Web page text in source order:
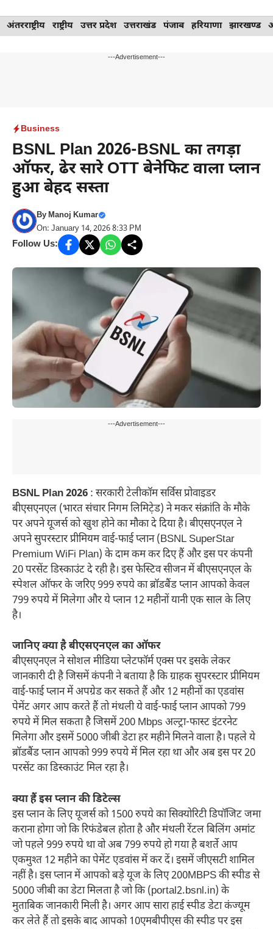
Skip
to
अंतरराष्ट्रीय राष्ट्रीय उत्तर प्रदेश उत्तराखंड पंजाब हरियाणा झारखण्ड
---Advertisement---
Business
BSNL Plan 2026-BSNL का तगड़ा
ऑफर, ढेर सारे OTT बेनेफिट वाला प्लान
हुआ बेहद सस्ता
ByManoj Kumar
On: January 14, 2026 8:33 PM
Follow Us:
---Advertisement---
BSNL Plan 2026 : सरकारी टेलीकॉम सर्विस प्रोवाइडर
बीएसएनएल (भारत संचार निगम लिमिटे़ड) ने मकर संक्रांति के मौके
पर अपने यूजर्स को खुश होने का मौका दे दिया है। बीएसएनएल ने
अपने सुपरस्टार प्रीमियम वाई-फाई प्लान (BSNL SuperStar
Premium WiFi Plan) के दाम कम कर दिए हैं और इस पर कंपनी
20 परसेंट डिस्काउंट दे रही है। इस फेस्टिव सीजन में बीएसएनएल के
स्पेशल ऑफर के जरिए 999 रुपये का ब्रॉडबैंड प्लान आपको केवल
799 रुपये में मिलेगा और ये प्लान 12 महीनों यानी एक साल के लिए
है।
जानिए क्या है बीएसएनएल का ऑफर
बीएसएनएल ने सोशल मीडिया प्लेटफॉर्म एक्स पर इसके लेकर
जानकारी दी है जिसमें कंपनी ने बताया है कि ग्राहक सुपरस्टार प्रीमियम
वाई-फाई प्लान में अपग्रेड कर सकते हैं और 12 महीनों का एडवांस
पेमेंट अगर आप करते हैं तो मंथली ये वाई-फाई प्लान आपको 799
रुपये में मिल सकता है जिसमें 200 Mbps अल्ट्रा-फास्ट इंटरनेट
मिलेगा और इसमें 5000 जीबी डेटा हर महीने मिलने वाला है। पहले ये
ब्रॉडबैंड प्लान आपको 999 रुपये में मिल रहा था और अब इस पर 20
परसेंट का डिस्काउंट मिल रहा है।
क्या हैं इस प्लान की डिटेल्स
इस प्लान के लिए यूजर्स को 1500 रुपये का सिक्योरिटी डिपॉजिट जमा
कराना होगा जो कि रिफंडेबल होता है और मंथली रेंटल बिलिंग अमांट
जो पहले 999 रुपये था वो अब 799 रुपये हो गया है बशर्ते आप
एकमुश्त 12 महीने का पेमेंट एडवांस में कर दें। इसमें जीएसटी शामिल
नहीं है। इस प्लान में आपको बड़े यूज के लिए 200MBPS की स्पीड से
5000 जीबी का डेटा मिलता है जो कि (portal2.bsnl.in) के
मुताबिक जानकारी मिली है। अगर आप सारा हाई स्पीड डेटा कंज्यूम
कर लेते हैं तो इसके बाद आपको 10एमबीपीएस की स्पीड पर इस